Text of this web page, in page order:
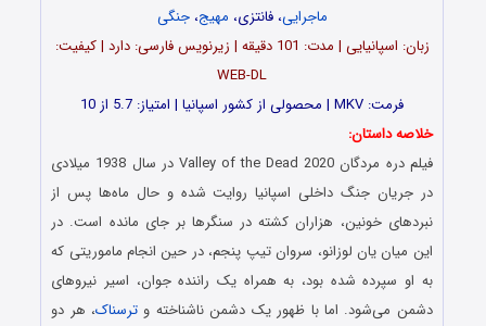
ماجرایی، فانتزی، مهیج،جنگی
زبان: اسپانیایی | مدت: 101 دقیقه | زیرنویس فارسی: دارد | کیفیت:
WEB-DL
فرمت: MKV | محصولی از کشور اسپانیا | امتیاز: 5.7 از 10
خلاصه داستان:
فیلم دره مردگان Valley of the Dead 2020 در سال 1938 میلادی
در جریان جنگ داخلی اسپانیا روایت شده و حال ماه‌ها پس از
نبردهای خونین، هزاران کشته در سنگرها بر جای مانده است. در
این میان یان لوزانو، سروان تیپ پنجم، در حین انجام ماموریتی که
به او سپرده شده بود، به همراه یک راننده جوان، اسیر نیروهای
دشمن می‌شود. اما با ظهور یک دشمن ناشناخته و ترسناک، هر دو